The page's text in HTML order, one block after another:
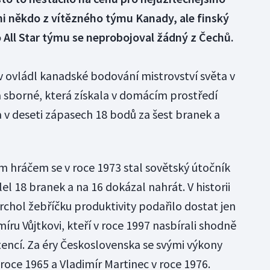
někdo z vítězného týmu Kanady, ale finský
Star týmu se neprobojoval žádný z Čechů.
ovládl kanadské bodování mistrovství světa v
sborné, která získala v domácím prostředí
deseti zápasech 18 bodů za šest branek a
hráčem se v roce 1973 stal sovětský útočník
18 branek a na 16 dokázal nahrát. V historii
žebříčku produktivity podařilo dostat jen
Vůjtkovi, kteří v roce 1997 nasbírali shodně
Za éry Československa se svými výkony
1965 a Vladimír Martinec v roce 1976.